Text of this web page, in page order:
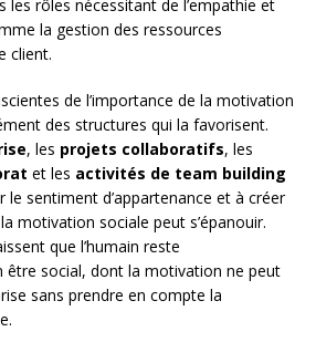
les rôles nécessitant de l’empathie et
la gestion des ressources
client.
de l’importance de la motivation
des structures qui la favorisent.
, les projets collaboratifs, les
et les activités de team building
sentiment d’appartenance et à créer
motivation sociale peut s’épanouir.
que l’humain reste
être social, dont la motivation ne peut
sans prendre en compte la